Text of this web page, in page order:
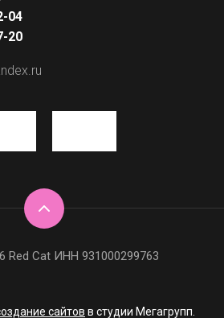
04
20
Red Cat ИНН 931000299763
сайтов в студии Мегагрупп.